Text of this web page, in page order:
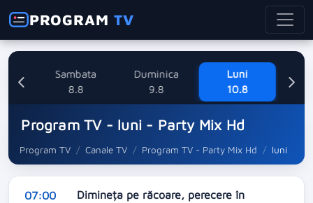
PROGRAMTV
Sambata
8.8
Duminica
9.8
Luni
10.8
Program TV - luni - Party Mix Hd
Program TV Canale TV Program TV - Party Mix Hd luni
07:00
Dimineța pe răcoare, perecere în